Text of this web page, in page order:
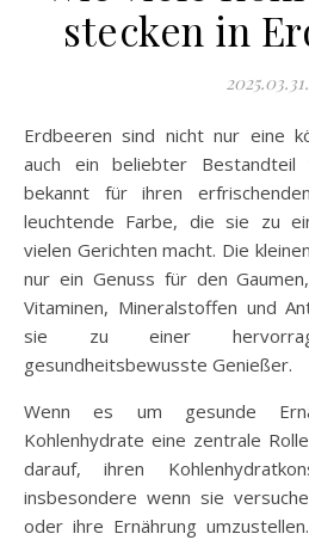
stecken in
2025.03.31.
Erdbeeren sind nicht nur eine köstliche Frucht, sondern
auch ein beliebter Bestandteil
bekannt für ihren
leuchtende Farbe, die sie zu
vielen Gerichten macht. Die
nur ein Genuss für den
Vitaminen, Mineralstoffen und
sie zu einer
gesundheitsbewusste Genießer.
Wenn es um gesunde
Kohlenhydrate eine zentrale
darauf, ihren
insbesondere wenn sie
oder ihre Ernährung